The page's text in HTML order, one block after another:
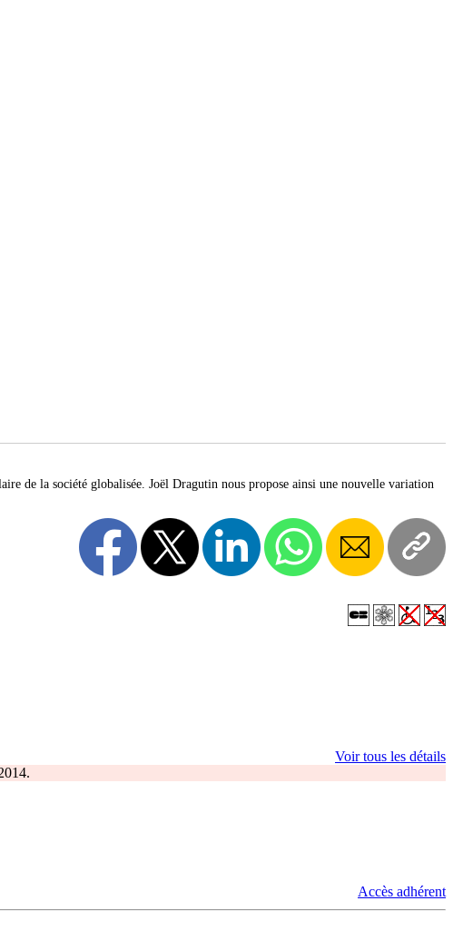
de la société globalisée. Joël Dragutin nous propose ainsi une nouvelle variation
Voir tous les détails
Accès adhérent